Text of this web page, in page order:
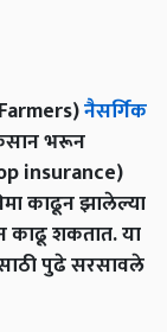
नैसर्गिक
भरून
insurance)
काढून झालेल्या
शकतात. या
पुढे सरसावले